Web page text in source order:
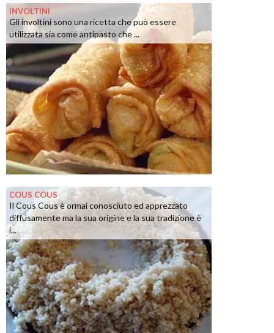
INVOLTINI
Gli involtini sono una ricetta che può essere
utilizzata sia come antipasto che ...
COUS COUS
Il Cous Cous è ormai conosciuto ed apprezzato
diffusamente ma la sua origine e la sua tradizione è
i...